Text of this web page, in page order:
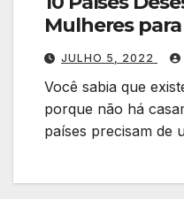
Mulheres
JULHO 5, 2022
Você sabia que
porque não há
países precisam de